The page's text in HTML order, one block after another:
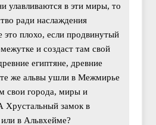
улавливаются в эти миры, то
ради наслаждения
это плохо, если продвинутый
и создаст там свой
египтяне, древние
те же альвы ушли в Межмирье
свои города, миры и
Хрустальный замок в
в Альвхейме?